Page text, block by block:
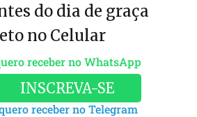
do dia de graça
no Celular
receber no WhatsApp
INSCREVA-SE
receber no Telegram